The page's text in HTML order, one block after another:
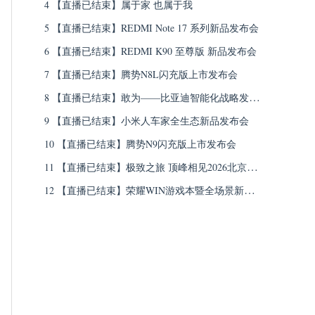
4 【直播已结束】属于家 也属于我
5 【直播已结束】REDMI Note 17 系列新品发布会
6 【直播已结束】REDMI K90 至尊版 新品发布会
7 【直播已结束】腾势N8L闪充版上市发布会
8 【直播已结束】敢为——比亚迪智能化战略发布
会
9 【直播已结束】小米人车家全生态新品发布会
10 【直播已结束】腾势N9闪充版上市发布会
11 【直播已结束】极致之旅 顶峰相见2026北京车
展仰望发布会
12 【直播已结束】荣耀WIN游戏本暨全场景新品